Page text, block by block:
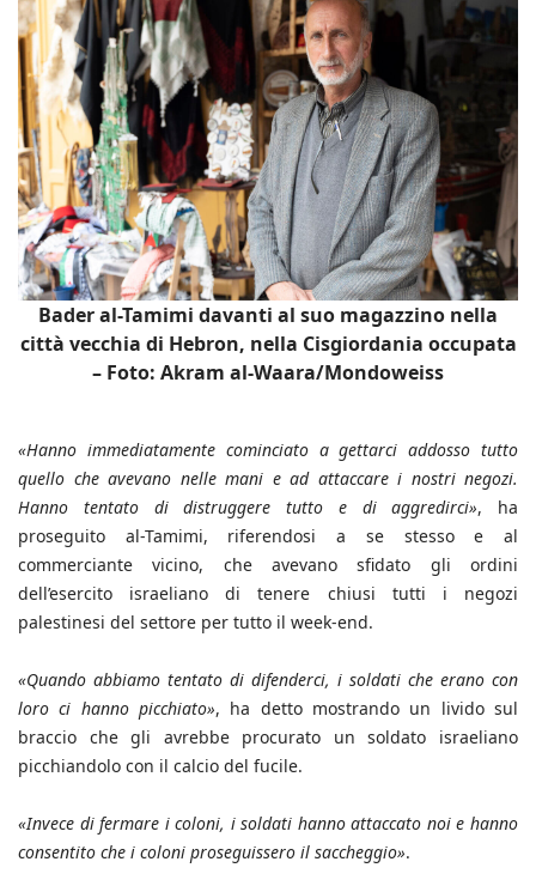
Bader al-Tamimi davanti al suo magazzino nella
città vecchia di Hebron, nella Cisgiordania occupata
– Foto: Akram al-Waara/Mondoweiss
«Hanno immediatamente cominciato a gettarci addosso tutto
quello che avevano nelle mani e ad attaccare i nostri negozi.
Hanno tentato di distruggere tutto e di aggredirci», ha
proseguito al-Tamimi, riferendosi a se stesso e al
commerciante vicino, che avevano sfidato gli ordini
dell’esercito israeliano di tenere chiusi tutti i negozi
palestinesi del settore per tutto il week-end.
«Quando abbiamo tentato di difenderci, i soldati che erano con
loro ci hanno picchiato», ha detto mostrando un livido sul
braccio che gli avrebbe procurato un soldato israeliano
picchiandolo con il calcio del fucile.
«Invece di fermare i coloni, i soldati hanno attaccato noi e hanno
consentito che i coloni proseguissero il saccheggio».